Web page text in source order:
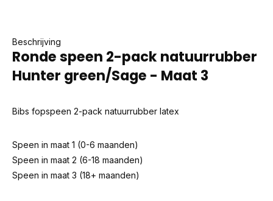
Beschrijving
Ronde speen 2-pack natuurrubber
Hunter green/Sage - Maat 3
Bibs fopspeen 2-pack natuurrubber latex
Speen in maat 1 (0-6 maanden)
Speen in maat 2 (6-18 maanden)
Speen in maat 3 (18+ maanden)